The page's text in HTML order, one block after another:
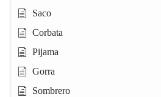
Saco
Corbata
Pijama
Gorra
Sombrero